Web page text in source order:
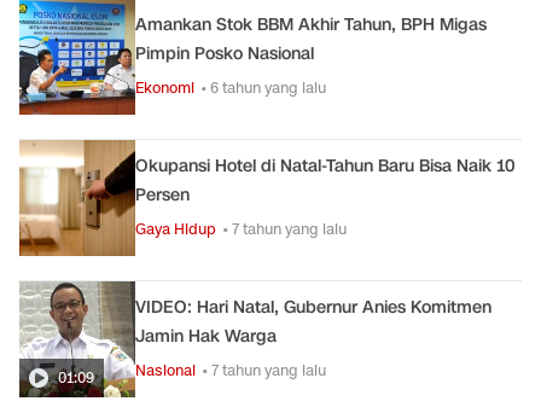
Amankan Stok BBM Akhir Tahun, BPH Migas
Pimpin Posko Nasional
Ekonomi • 6 tahun yang lalu
Okupansi Hotel di Natal-Tahun Baru Bisa Naik 10
Persen
Gaya Hidup • 7 tahun yang lalu
01:09
VIDEO: Hari Natal, Gubernur Anies Komitmen
Jamin Hak Warga
Nasional • 7 tahun yang lalu